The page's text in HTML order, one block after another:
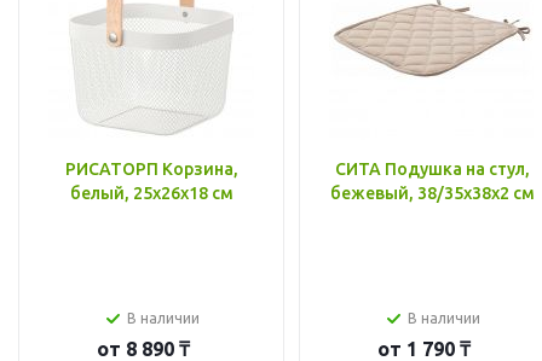
РИСАТОРП Корзина,
белый, 25x26x18 см
В наличии
от 8 890 ₸
СИТА Подушка на стул,
бежевый, 38/35x38x2 см
В наличии
от 1 790 ₸